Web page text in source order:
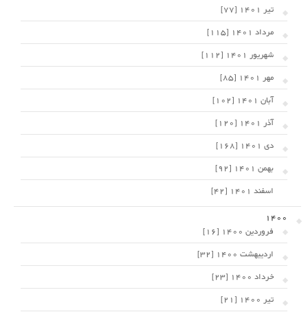
تیر 1401 [77]
مرداد 1401 [115]
شهریور 1401 [112]
مهر 1401 [85]
آبان 1401 [102]
آذر 1401 [120]
دی 1401 [168]
بهمن 1401 [92]
اسفند 1401 [42]
1400
فروردین 1400 [16]
اردیبهشت 1400 [32]
خرداد 1400 [23]
تیر 1400 [21]